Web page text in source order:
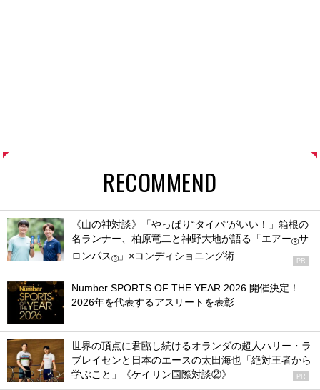
RECOMMEND
《山の神対談》「やっぱり“タイパ”がいい！」箱根の
名ランナー、柏原竜二と神野大地が語る「エアー®サ
ロンパス® 」×コンディショニング術 PR
Number SPORTS OF THE YEAR 2026 開催決定！
2026年を代表するアスリートを表彰
世界の頂点に君臨し続けるオランダの超人ハリー・ラ
ブレイセンと日本のエースの太田海也「絶対王者から
学ぶこと」《ケイリン国際対談②》
PR